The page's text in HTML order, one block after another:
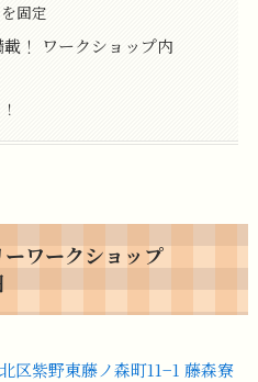
固定
！ ワークショップ内
ーワークショップ
区紫野東藤ノ森町11−1 藤森寮